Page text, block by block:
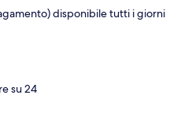
disponibile tutti i giorni
su 24